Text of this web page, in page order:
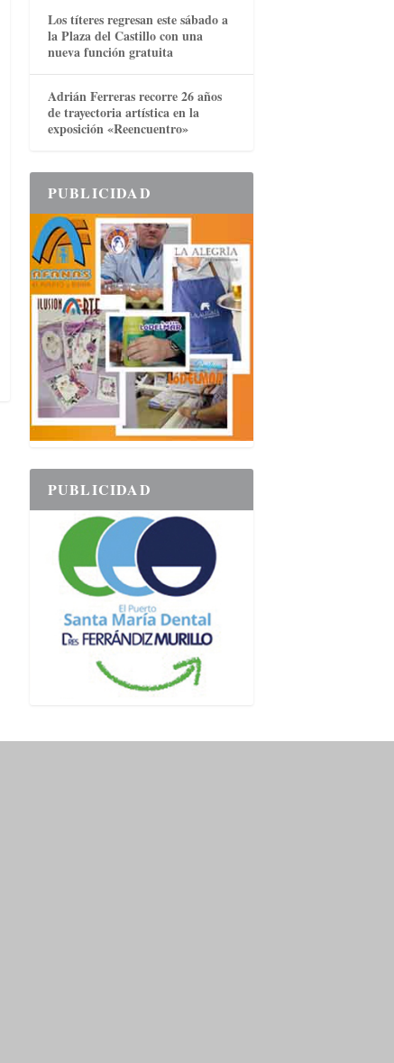
Los títeres regresan este sábado a
la Plaza del Castillo con una
nueva función gratuita
Adrián Ferreras recorre 26 años
de trayectoria artística en la
exposición «Reencuentro»
PUBLICIDAD
PUBLICIDAD